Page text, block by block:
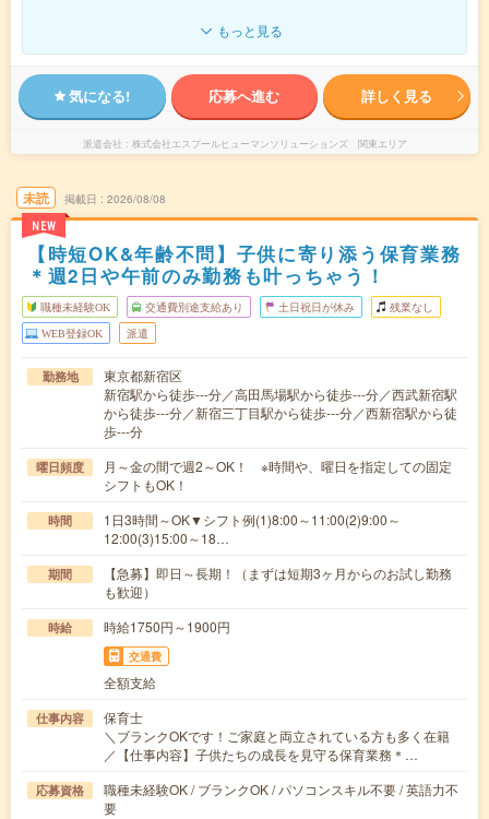
もっと見る
気になる! 応募へ進む 詳しく見る
派遣会社 株式会社エスプールヒューマンソリューションズ 関東エリア
未読
NEW
掲載日 2026/08/08
【時短OK&年齢不問】子供に寄り添う保育業務
＊週2日や午前のみ勤務も叶っちゃう！
職種未経験OK 交通費別途支給あり 土日祝日が休み 残業なし
WEB登録OK 派遣
勤務地
東京都新宿区
新宿駅から徒歩---分／高田馬場駅から徒歩---分／西武新宿駅
から徒歩---分／新宿三丁目駅から徒歩---分／西新宿駅から徒
歩---分
曜日頻度
月～金の間で週2～OK！ ※時間や、曜日を指定しての固定
シフトもOK！
時間
1日3時間～OK▼シフト例(1)8:00～11:00(2)9:00～
12:00(3)15:00～18…
期間
【急募】即日～長期！（まずは短期3ヶ月からのお試し勤務
も歓迎）
時給 時給1750円～1900円
交通費
全額支給
仕事内容
保育士
＼ブランクOKです！ご家庭と両立されている方も多く在籍
／【仕事内容】子供たちの成長を見守る保育業務＊…
応募資格
職種未経験OK / ブランクOK / パソコンスキル不要 / 英語力不
要